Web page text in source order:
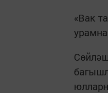
«Вак